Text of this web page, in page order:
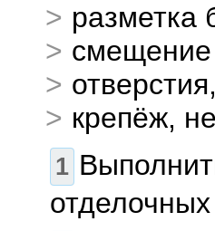
разметка
смещение
крепёж,